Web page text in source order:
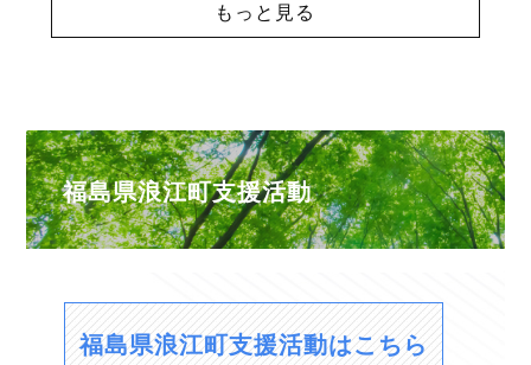
もっと見る
福島県浪江町支援活動
福島県浪江町支援活動はこちら